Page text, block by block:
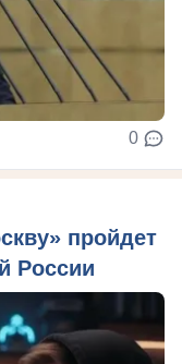
0
пройдет
России